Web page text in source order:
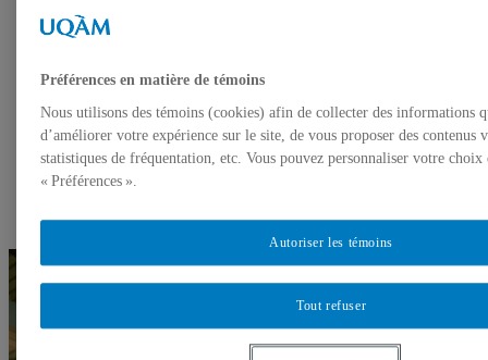
Présentations interactives simultanées (2e partie)
Présentations interactives simultanées (3e partie)
Programme 2016
Programme 2018
À propos
Horaire
Session d’affiches (vendredi)
Préférences en matière de témoins
Nous utilisons des témoins (cookies) afin de collecter des informations
d’améliorer votre expérience sur le site, de vous proposer des contenus
statistiques de fréquentation, etc. Vous pouvez personnaliser votre choix
« Préférences ».
Tout refuser
Autoriser les témoins